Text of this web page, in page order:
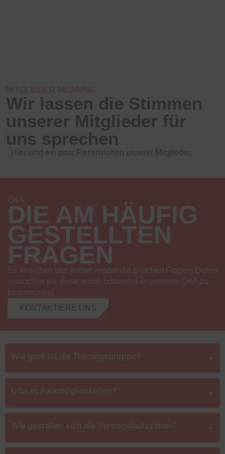
MITGLIEDER MEINUNG
Wir lassen die Stimmen
unserer Mitglieder für
uns sprechen
Hier sind ein paar Rezensionen unserer Mitglieder.
Q&A
DIE AM HÄUFIG
GESTELLTEN
FRAGEN
Es erreichen uns immer wieder die gleichen Fragen. Daher
versuchen wir diese vorab schonmal in unserem Q&A zu
beantworten!
KONTAKTIERE UNS
Wie groß ist die Trainingsgruppe? +
Gibt es Parkmöglichkeiten? +
Wie gestalten sich die Vertragslaufezeiten? +